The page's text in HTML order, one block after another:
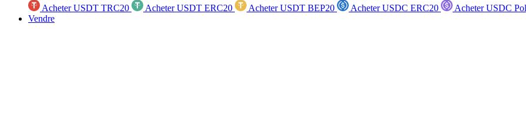
Acheter USDT TRC20
Acheter USDT ERC20 Acheter USDT BEP20 Acheter USDC ERC20
Acheter USDC
Vendre